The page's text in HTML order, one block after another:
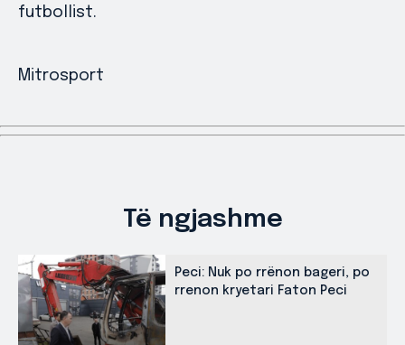
futbollist.
Mitrosport
Të ngjashme
Peci: Nuk po rrënon bageri, po
rrenon kryetari Faton Peci